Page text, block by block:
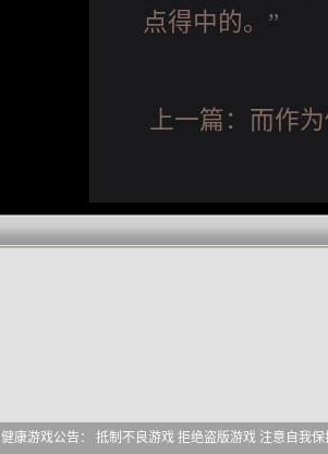
点得中的。”
上一篇： 而作
健康游戏公告： 抵制不良游戏 拒绝盗版游戏 注意自我